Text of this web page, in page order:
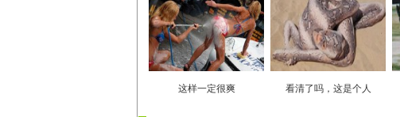
这样一定很爽 看清了吗，这是个人